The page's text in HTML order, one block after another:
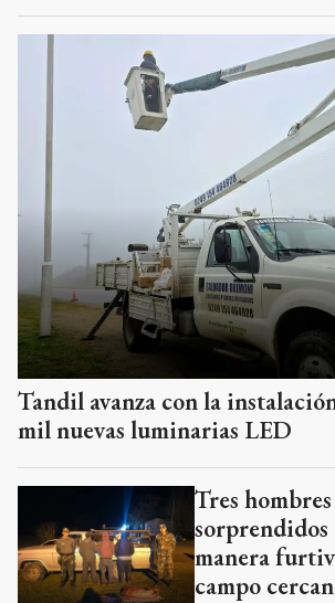
Tandil avanza con la
mil nuevas luminarias LED
Tres
sorprendidos
manera
campo